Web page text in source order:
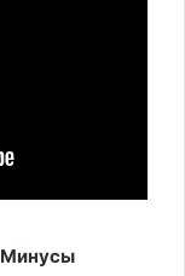
Минусы